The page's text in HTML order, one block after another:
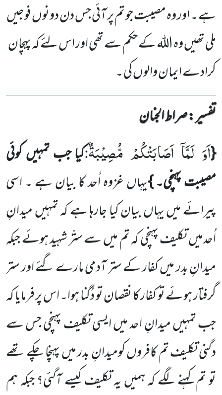
ہے ۔ اور وہ مصیبت جو تم پر آئی جس دن دونوں فوجیں
ملی تھیں وہ اللہ کے حکم سے تھی اور اس لئے کہ پہچان
کرادے ایمان والوں کی ۔
تفسیر : ‎صراط الجنان
{اَوَ لَمَّاۤ اَصَابَتْكُمْ مُّصِیْبَةٌ:کیا جب تمہیں کوئی
مصیبت پہنچی۔ }یہاں غزوہ اُحد کا بیان ہے ۔ اسی
پیرائے میں یہاںبیان کیا جارہا ہے کہ تمہیں میدانِ
اُحدمیں تکلیف پہنچی کہ تم میں سے ستّر شہید ہوئے جبکہ
میدانِ بدر میں کفار کے ستر آدمیمارے گئے اور ستر
گرفتار ہوئے تو کفار کا نقصان تو دُگنا ہوا۔ اس پر فرمایا کہ
جب تمہیں میدانِ احد میں ایسی تکلیف پہنچی جس سے
دگنی تکلیف تم کافروں کومیدانِ بدر میں پہنچا چکے تھے
تو تم کہنے لگے کہ ہمیں یہ تکلیف کیسے آگئی؟ جبکہ ہم